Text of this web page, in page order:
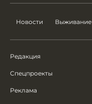
Новости Выживание
Редакция
Спецпроекты
Реклама